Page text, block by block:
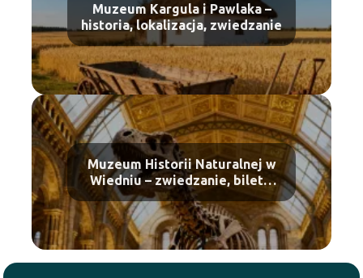
Muzeum Kargula i Pawlaka –
historia, lokalizacja, zwiedzanie
Muzeum Historii Naturalnej w
Wiedniu – zwiedzanie, bilety,
atrakcje